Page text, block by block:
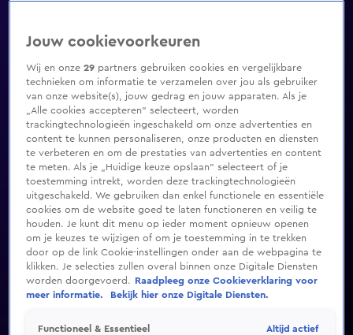
Jouw cookievoorkeuren
Wij en onze29 partners gebruiken cookies en vergelijkbare
technieken om informatie te verzamelen over jou als gebruiker
van onze website(s), jouw gedrag en jouw apparaten. Als je
„Alle cookies accepteren” selecteert, worden
trackingtechnologieën ingeschakeld om onze advertenties en
content te kunnen personaliseren, onze producten en diensten
te verbeteren en om de prestaties van advertenties en content
te meten. Als je „Huidige keuze opslaan” selecteert of je
toestemming intrekt, worden deze trackingtechnologieën
uitgeschakeld. We gebruiken dan enkel functionele en essentiële
cookies om de website goed te laten functioneren en veilig te
houden. Je kunt dit menu op ieder moment opnieuw openen
om je keuzes te wijzigen of om je toestemming in te trekken
door op de link Cookie-instellingen onder aan de webpagina te
klikken. Je selecties zullen overal binnen onze Digitale Diensten
worden doorgevoerd.
Raadpleeg onze Cookieverklaring voor
meer informatie.
Bekijk hier onze Digitale Diensten.
Functioneel & Essentieel Altijd actief